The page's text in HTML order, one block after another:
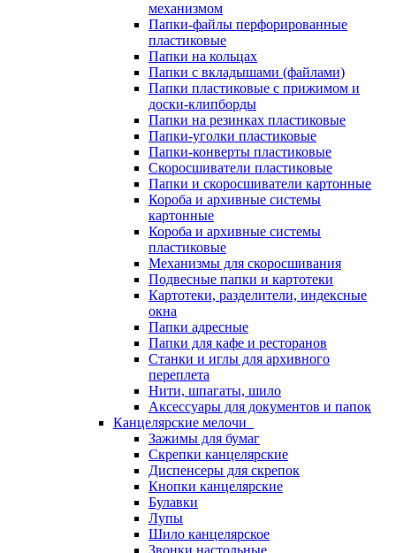
механизмом
Папки-файлы перфорированные
пластиковые
Папки на кольцах
Папки с вкладышами (файлами)
Папки пластиковые с прижимом и
доски-клипборды
Папки на резинках пластиковые
Папки-уголки пластиковые
Папки-конверты пластиковые
Скоросшиватели пластиковые
Папки и скоросшиватели картонные
Короба и архивные системы
картонные
Короба и архивные системы
пластиковые
Механизмы для скоросшивания
Подвесные папки и картотеки
Картотеки, разделители, индексные
окна
Папки адресные
Папки для кафе и ресторанов
Станки и иглы для архивного
переплета
Нити, шпагаты, шило
Аксессуары для документов и папок
Канцелярские мелочи
Зажимы для бумаг
Скрепки канцелярские
Диспенсеры для скрепок
Кнопки канцелярские
Булавки
Лупы
Шило канцелярское
Звонки настольные